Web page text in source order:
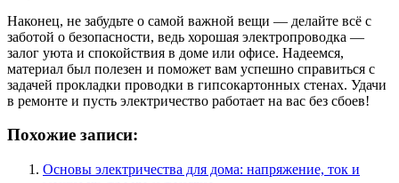
Наконец, не забудьте о самой важной вещи — делайте всё с
заботой о безопасности, ведь хорошая электропроводка —
залог уюта и спокойствия в доме или офисе. Надеемся,
материал был полезен и поможет вам успешно справиться с
задачей прокладки проводки в гипсокартонных стенах. Удачи
в ремонте и пусть электричество работает на вас без сбоев!
Похожие записи:
Основы электричества для дома: напряжение, ток и